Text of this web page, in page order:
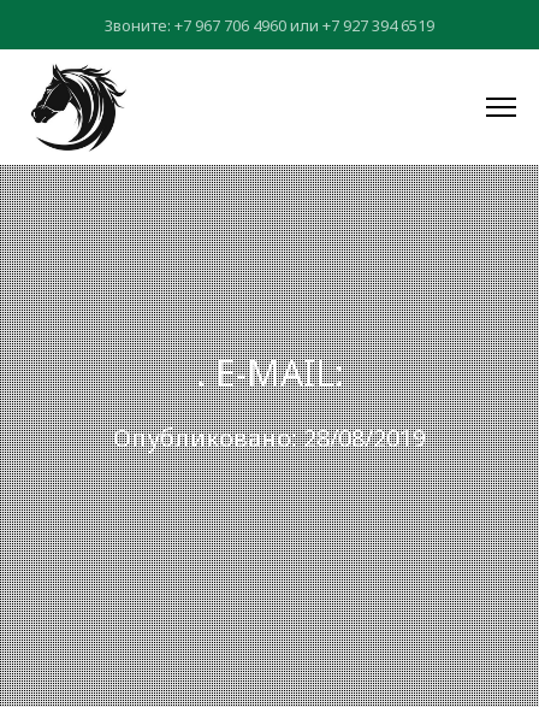
Звоните: +7 967 706 4960или +7 927 394 6519
. E-MAIL:
Опубликовано: 28/08/2019